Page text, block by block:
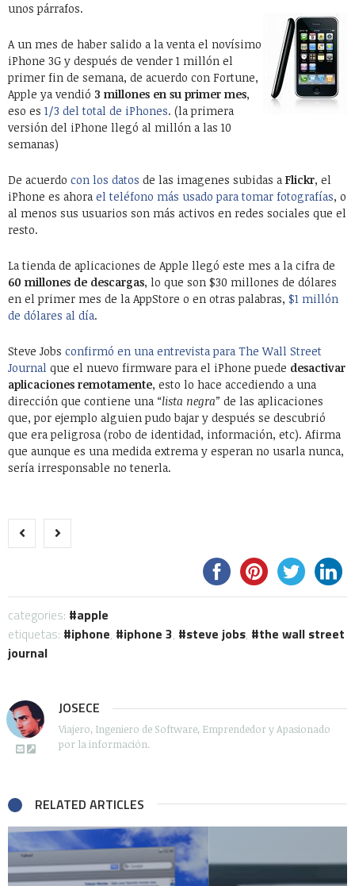
unos párrafos.
A un mes de haber salido a la venta el novísimo
iPhone 3G y después de vender 1 millón el
primer fin de semana, de acuerdo con Fortune,
Apple ya vendió 3 millones en su primer mes,
eso es 1/3 del total de iPhones. (la primera
versión del iPhone llegó al millón a las 10
semanas)
De acuerdo con los datos de las imagenes subidas a Flickr, el
iPhone es ahora el teléfono más usado para tomar fotografías, o
al menos sus usuarios son más activos en redes sociales que el
resto.
La tienda de aplicaciones de Apple llegó este mes a la cifra de
60 millones de descargas, lo que son $30 millones de dólares
en el primer mes de la AppStore o en otras palabras, $1 millón
de dólares al día.
Steve Jobs confirmó en una entrevista para The Wall Street
Journal que el nuevo firmware para el iPhone puede desactivar
aplicaciones remotamente, esto lo hace accediendo a una
dirección que contiene una “lista negra” de las aplicaciones
que, por ejemplo alguien pudo bajar y después se descubrió
que era peligrosa (robo de identidad, información, etc). Afirma
que aunque es una medida extrema y esperan no usarla nunca,
sería irresponsable no tenerla.
categories:
apple
etiquetas:
iphone, iphone 3, steve jobs,
the wall street
journal
JOSECE
Viajero, Ingeniero de Software, Emprendedor y Apasionado
por la información.
RELATED ARTICLES